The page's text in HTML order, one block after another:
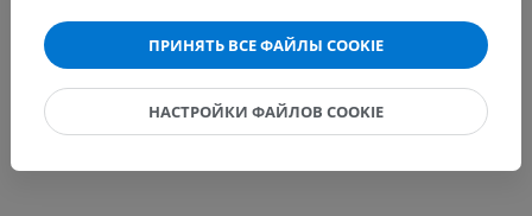
ПРИНЯТЬ ВСЕ ФАЙЛЫ COOKIE
НАСТРОЙКИ ФАЙЛОВ COOKIE